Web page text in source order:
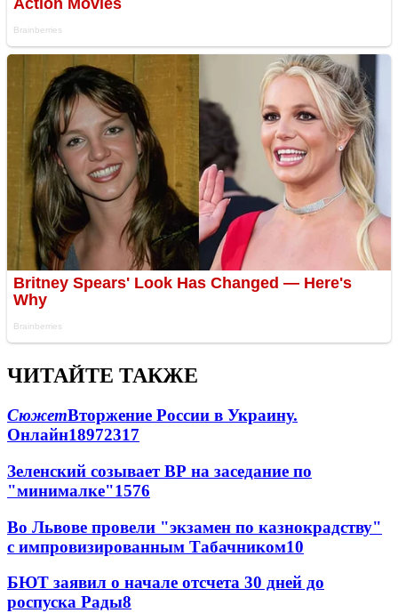
ЧИТАЙТЕ ТАКЖЕ
СюжетВторжение России в Украину.
Онлайн18972317
Зеленский созывает ВР на заседание по
"минималке"1576
Во Львове провели "экзамен по казнокрадству"
с импровизированным Табачником10
БЮТ заявил о начале отсчета 30 дней до
роспуска Рады8